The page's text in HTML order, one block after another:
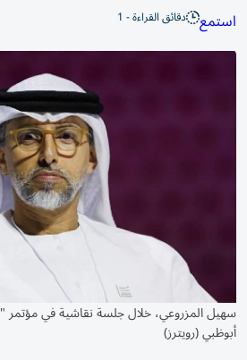
استمع دقائق القراءة - 1
سهيل المزروعي، خلال جلسة نقاشية في مؤتمر
أبوظبي (رويترز)